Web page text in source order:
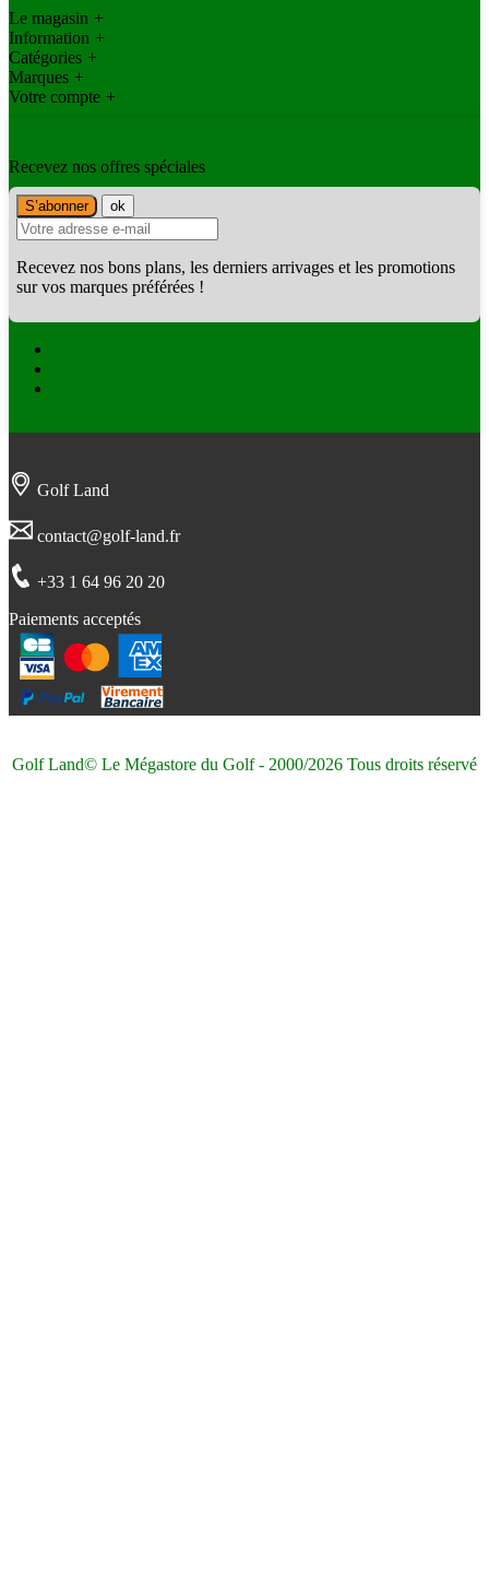
Le magasin +
Information +
Catégories +
Marques +
Votre compte +
Recevez nos offres spéciales
Recevez nos bons plans, les derniers arrivages et les promotions
sur vos marques préférées !
Golf Land
contact@golf-land.fr
+33 1 64 96 20 20
Paiements acceptés
Golf Land© Le Mégastore du Golf - 2000/2026 Tous droits réservé